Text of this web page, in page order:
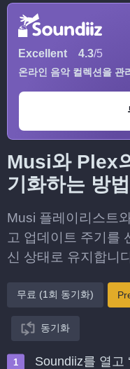
Excellent 4.3/5
온라인 음악 컬렉션을 관
Musi와 Plex
기화하는 방법
Musi 플레이리스트
고 업데이트 주기를
신 상태로 유지합니
무료 (1회 동기화)
동기화
Soundiiz를 열고